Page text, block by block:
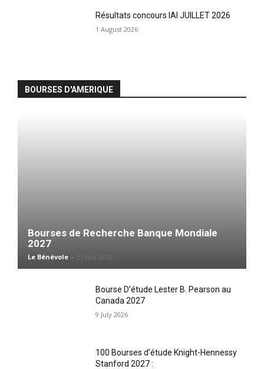
Résultats concours IAI JUILLET 2026
1 August 2026
BOURSES D'AMERIQUE
Bourses de Recherche Banque Mondiale
2027
Le Bénévole - 31 July 2026
Bourse D’étude Lester B. Pearson au
Canada 2027
9 July 2026
100 Bourses d’étude Knight-Hennessy
Stanford 2027 :